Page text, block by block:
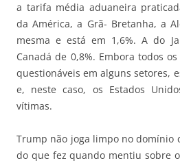
a tarifa média aduaneira
da América, a Grã- Bretanha, a
mesma e está em 1,6%. A do
Canadá de 0,8%. Embora todos
questionáveis em alguns setores,
e, neste caso, os Estados
vítimas.
Trump não joga limpo no domínio
do que fez quando mentiu sobre